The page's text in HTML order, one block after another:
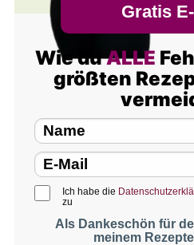
Gratis
Wie duALLE
größten
Ich habe die
zu
Als Dankeschön für
meinem